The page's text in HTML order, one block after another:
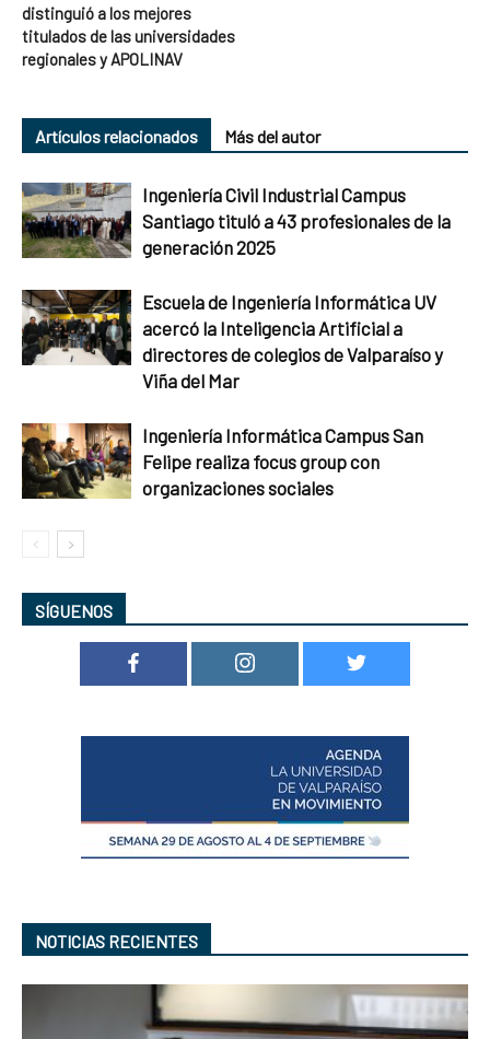
distinguió a los mejores
titulados de las universidades
regionales y APOLINAV
Artículos relacionados Más del autor
Ingeniería Civil Industrial Campus
Santiago tituló a 43 profesionales de la
generación 2025
Escuela de Ingeniería Informática UV
acercó la Inteligencia Artificial a
directores de colegios de Valparaíso y
Viña del Mar
Ingeniería Informática Campus San
Felipe realiza focus group con
organizaciones sociales
SÍGUENOS
NOTICIAS RECIENTES